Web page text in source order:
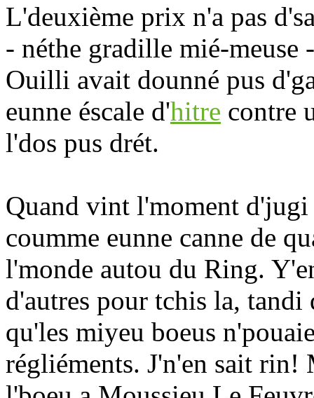
L'deuxième prix n'a pas
- néthe gradille mié-meuse
Ouilli avait dounné pus
eunne éscale d'hitre contre
l'dos pus drét.
Quand vint l'moment
coumme eunne canne de
l'monde autou du Ring.
d'autres pour tchis la, tandi
qu'les miyeu boeus
régliéments. J'n'en sait rin!